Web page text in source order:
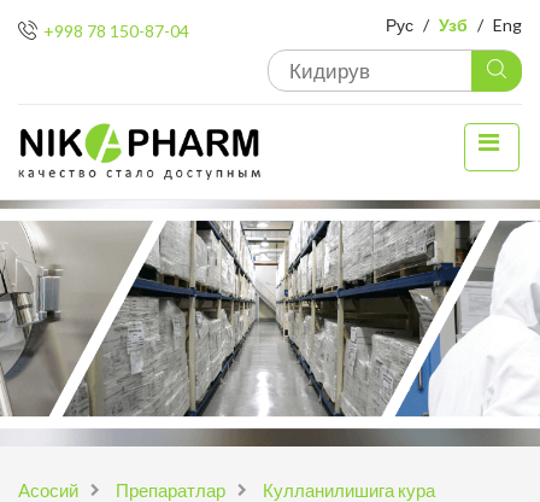
+998 78 150-87-04 Рус / Узб / Eng
Aсосий Препаратлар
Кулланилишига кура